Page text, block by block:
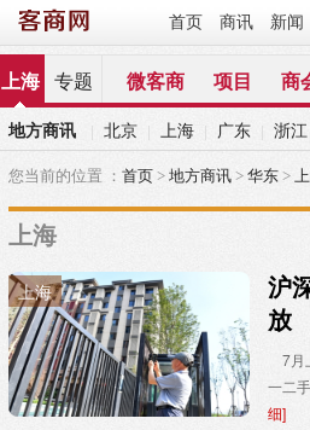
首页 商讯 新闻
上海 专题 微客商 项目 商
地方商讯 | 北京 上海 广东 浙江
您当前的位置 ： 首页 > 地方商讯 > 华东 >
上海
上海
沪
放
7月
一二
细]